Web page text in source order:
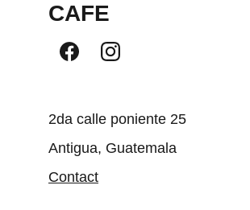
CAFE
2da calle poniente 25
Antigua, Guatemala
Contact